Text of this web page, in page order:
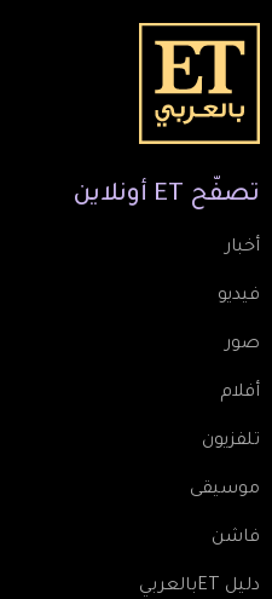
تصفّح ET أونلاين
أخبار
فيديو
صور
أفلام
تلفزيون
موسيقى
فاشن
دليل ETبالعربي